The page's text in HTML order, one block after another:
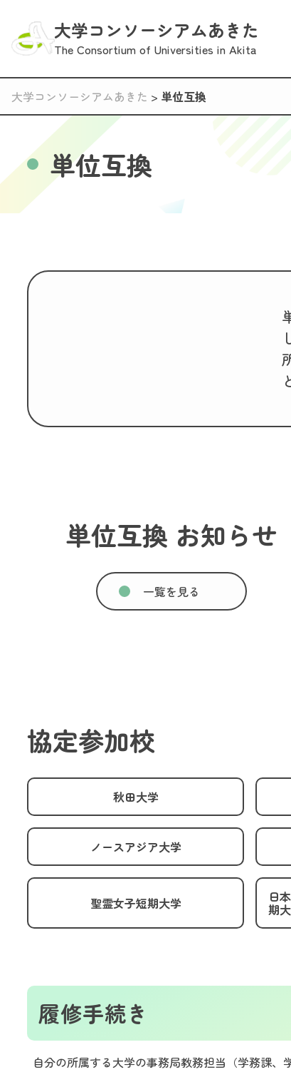
大学コンソーシアムあきた
The Consortium of Universities in Akita
大学コンソーシアムあきた > 単位互換
単位互換
単位互換 お知らせ
一覧を見る
協定参加校
秋田大学
ノースアジア大学
聖霊女子短期大学 日
期
履修手続き
自分の所属する大学の事務局教務担当（学務課、